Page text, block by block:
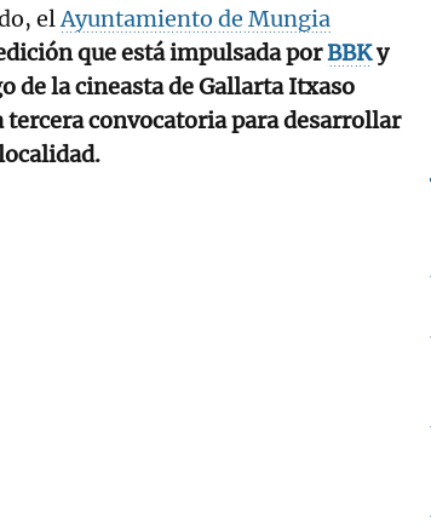
elAyuntamiento de Mungia
que está impulsada porBBKy
de la cineasta de Gallarta Itxaso
tercera convocatoria para desarrollar